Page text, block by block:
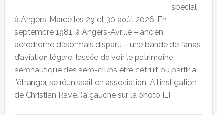
spécial
à Angers-Marcé les 29 et 30 août 2026. En
septembre 1981, à Angers-Avrillé – ancien
aérodrome désormais disparu – une bande de fanas
d’aviation légère, lassée de voir le patrimoine
aéronautique des aéro-clubs être détruit ou partir à
l’étranger, se réunissait en association. A l’instigation
de Christian Ravel (à gauche sur la photo […]